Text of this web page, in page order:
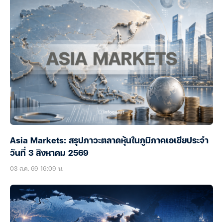
Asia Markets: สรุปภาวะตลาดหุ้นในภูมิภาคเอเชียประจำ
วันที่ 3 สิงหาคม 2569
03 ส.ค. 69 16:09 น.